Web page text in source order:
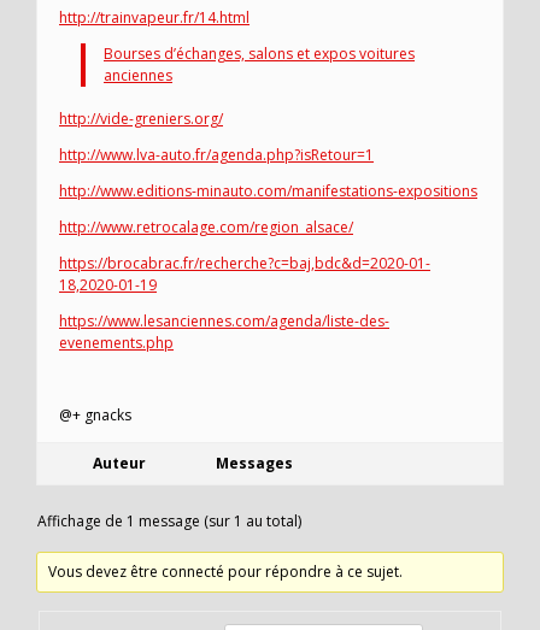
http://trainvapeur.fr/14.html
Bourses d’échanges, salons et expos voitures
anciennes
http://vide-greniers.org/
http://www.lva-auto.fr/agenda.php?isRetour=1
http://www.editions-minauto.com/manifestations-expositions
http://www.retrocalage.com/region_alsace/
https://brocabrac.fr/recherche?c=baj,bdc&d=2020-01-
18,2020-01-19
https://www.lesanciennes.com/agenda/liste-des-
evenements.php
@+ gnacks
Auteur Messages
Affichage de 1 message (sur 1 au total)
Vous devez être connecté pour répondre à ce sujet.